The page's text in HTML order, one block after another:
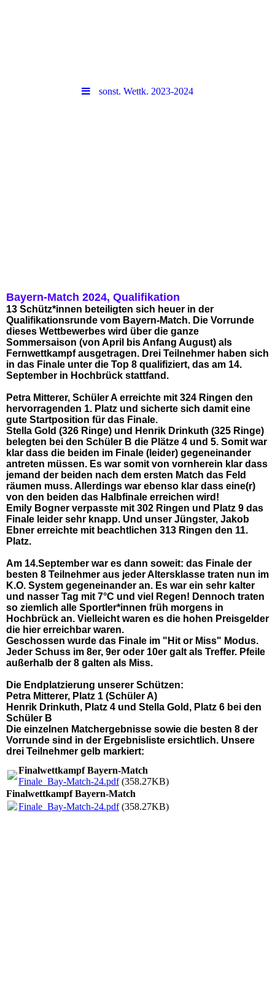
sonst. Wettk. 2023-2024
Bayern-Match 2024, Qualifikation
13 Schütz*innen beteiligten sich heuer in der
Qualifikationsrunde vom Bayern-Match. Die Vorrunde
dieses Wettbewerbes wird über die ganze
Sommersaison (von April bis Anfang August) als
Fernwettkampf ausgetragen. Drei Teilnehmer haben sich
in das Finale unter die Top 8 qualifiziert, das am 14.
September in Hochbrück stattfand.
Petra Mitterer, Schüler A erreichte mit 324 Ringen den
hervorragenden 1. Platz und sicherte sich damit eine
gute Startposition für das Finale.
Stella Gold (326 Ringe) und Henrik Drinkuth (325 Ringe)
belegten bei den Schüler B die Plätze 4 und 5. Somit war
klar dass die beiden im Finale (leider) gegeneinander
antreten müssen. Es war somit von vornherein klar dass
jemand der beiden nach dem ersten Match das Feld
räumen muss. Allerdings war ebenso klar dass eine(r)
von den beiden das Halbfinale erreichen wird!
Emily Bogner verpasste mit 302 Ringen und Platz 9 das
Finale leider sehr knapp. Und unser Jüngster, Jakob
Ebner erreichte mit beachtlichen 313 Ringen den 11.
Platz.
Am 14.September war es dann soweit: das Finale der
besten 8 Teilnehmer aus jeder Altersklasse traten nun im
K.O. System gegeneinander an. Es war ein sehr kalter
und nasser Tag mit 7°C und viel Regen! Dennoch traten
so ziemlich alle Sportler*innen früh morgens in
Hochbrück an. Vielleicht waren es die hohen Preisgelder
die hier erreichbar waren.
Geschossen wurde das Finale im "Hit or Miss" Modus.
Jeder Schuss im 8er, 9er oder 10er galt als Treffer. Pfeile
außerhalb der 8 galten als Miss.
Die Endplatzierung unserer Schützen:
Petra Mitterer, Platz 1 (Schüler A)
Henrik Drinkuth, Platz 4 und Stella Gold , Platz 6 bei den
Schüler B
Die einzelnen Matchergebnisse sowie die besten 8 der
Vorrunde sind in der Ergebnisliste ersichtlich. Unsere
drei Teilnehmer gelb markiert:
Finalwettkampf Bayern-Match
Finale_Bay-Match-24.pdf(358.27KB)
Finalwettkampf Bayern-Match
Finale_Bay-Match-24.pdf(358.27KB)